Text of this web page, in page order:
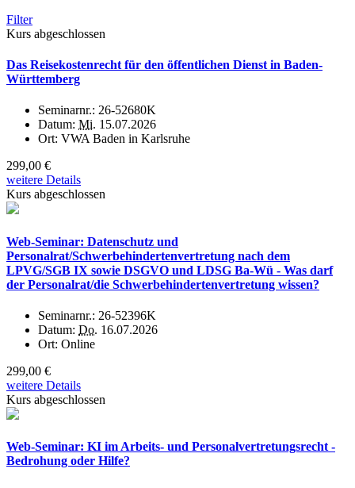
Filter
Kurs abgeschlossen
Das Reisekostenrecht für den öffentlichen Dienst in Baden-
Württemberg
Seminarnr.: 26-52680K
Datum: Mi. 15.07.2026
Ort: VWA Baden in Karlsruhe
299,00 €
weitere Details
Kurs abgeschlossen
Web-Seminar: Datenschutz und
Personalrat/Schwerbehindertenvertretung nach dem
LPVG/SGB IX sowie DSGVO und LDSG Ba-Wü - Was darf
der Personalrat/die Schwerbehindertenvertretung wissen?
Seminarnr.: 26-52396K
Datum: Do. 16.07.2026
Ort: Online
299,00 €
weitere Details
Kurs abgeschlossen
Web-Seminar: KI im Arbeits- und Personalvertretungsrecht -
Bedrohung oder Hilfe?